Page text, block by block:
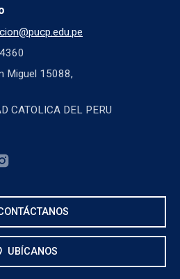
Miguel 15088,
CATOLICA DEL PERU
UBÍCANOS